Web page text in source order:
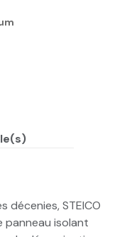
décenies, STEICO
panneau isolant